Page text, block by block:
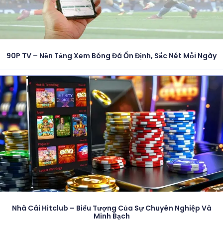
90P TV – Nền Tảng Xem Bóng Đá Ổn Định, Sắc Nét Mỗi Ngày
Nhà Cái Hitclub – Biểu Tượng Của Sự Chuyên Nghiệp Và
Minh Bạch